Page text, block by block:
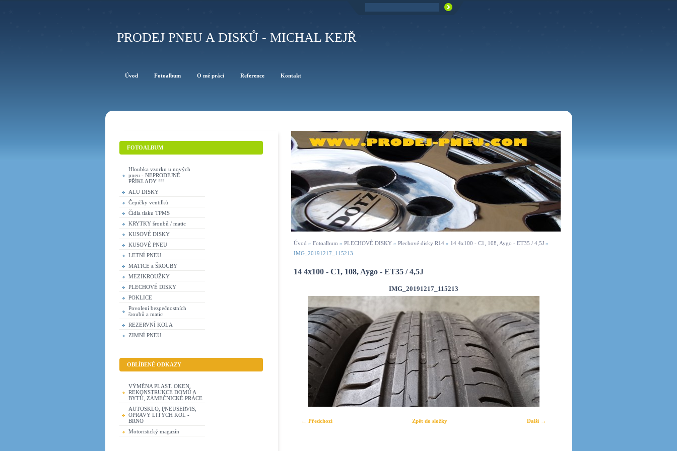
PRODEJ PNEU A DISKŮ - MICHAL KEJŘ
Úvod » Fotoalbum » PLECHOVÉ DISKY » Plechové disky R14 » 14 4x100 - C1, 108, Aygo - ET35 / 4,5J »
IMG_20191217_115213
14 4x100 - C1, 108, Aygo - ET35 / 4,5J
IMG_20191217_115213
← Předchozí Další →
Zpět do složky
Úvod Fotoalbum O mé práci Reference Kontakt
FOTOALBUM
Hloubka vzorku u nových
pneu - NEPRODEJNÉ
PŘÍKLADY !!!
ALU DISKY
Čepičky ventilků
Čidla tlaku TPMS
KRYTKY šroubů / matic
KUSOVÉ DISKY
KUSOVÉ PNEU
LETNÍ PNEU
MATICE a ŠROUBY
MEZIKROUŽKY
PLECHOVÉ DISKY
POKLICE
Povolení bezpečnostních
šroubů a matic
REZERVNÍ KOLA
ZIMNÍ PNEU
OBLÍBENÉ ODKAZY
VÝMĚNA PLAST. OKEN,
REKONSTRUKCE DOMŮ A
BYTŮ, ZÁMEČNICKÉ PRÁCE
AUTOSKLO, PNEUSERVIS,
OPRAVY LITÝCH KOL -
BRNO
Motoristický magazín